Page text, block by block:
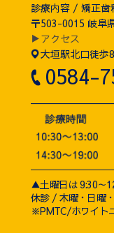
診療内容 / 矯正歯
〒503-0015 岐阜
▶アクセス
大垣駅北口徒歩
0584-
▲土曜日は 9:30～
休診 / 木曜・日曜
※PMTC/ホワイト